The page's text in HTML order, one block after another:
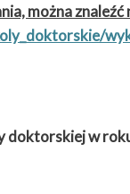
można znaleźć
doktorskiej w